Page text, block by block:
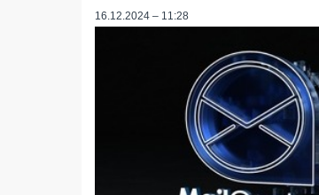
16.12.2024 – 11:28